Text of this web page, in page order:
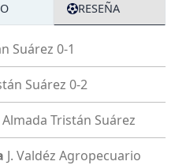
RESEÑA
Suárez 0-1
Suárez 0-2
Almada Tristán Suárez
J. Valdéz Agropecuario